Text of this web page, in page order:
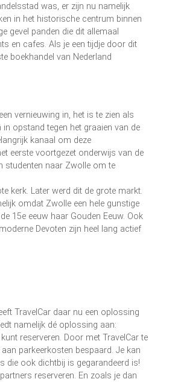
was, er zijn nu namelijk
in het historische centrum binnen
gevel panden die dit allemaal
en cafes. Als je een tijdje door dit
boekhandel van Nederland
vernieuwing in, het is te zien als
opstand tegen het graaien van de
kanaal om deze
eerste voortgezet onderwijs van de
studenten naar Zwolle om te
kerk. Later werd dit de grote markt.
omdat Zwolle een hele gunstige
15e eeuw haar Gouden Eeuw. Ook
Devoten zijn heel lang actief
TravelCar daar nu een oplossing
namelijk dé oplossing aan:
reserveren. Door met TravelCar te
parkeerkosten bespaard. Je kan
die ook dichtbij is gegarandeerd is!
reserveren. En zoals je dan